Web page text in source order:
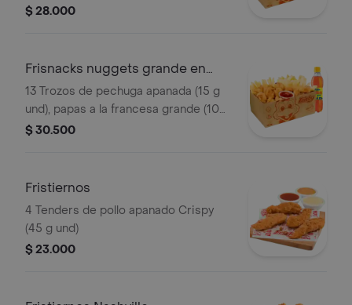
g), gaseosa (400 ml)
$ 28.000
Frisnacks nuggets grande en
caja
13 Trozos de pechuga apanada (15 g
und), papas a la francesa grande (100
g), gaseosa (400 ml)
$ 30.500
Fristiernos
4 Tenders de pollo apanado Crispy
(45 g und)
$ 23.000